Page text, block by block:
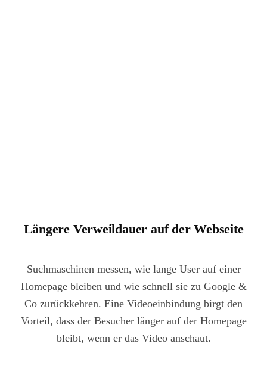
Längere Verweildauer auf der Webseite
Suchmaschinen messen, wie lange User auf einer
Homepage bleiben und wie schnell sie zu Google &
Co zurückkehren. Eine Videoeinbindung birgt den
Vorteil, dass der Besucher länger auf der Homepage
bleibt, wenn er das Video anschaut.